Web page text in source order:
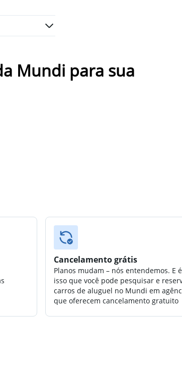
Mundi para sua
Cancelamento grátis
Planos mudam – nós entendemos. E
isso que você pode pesquisar e
carros de aluguel no Mundi em
que oferecem cancelamento gratuito